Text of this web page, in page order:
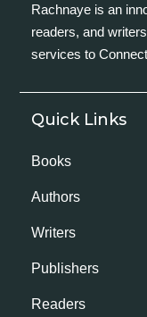
Rachnaye is an
readers, and
services to
Quick Links
Books
Authors
Writers
Publishers
Readers